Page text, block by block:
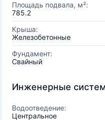
Площадь подвала, м²:
785.2
Крыша:
Железобетонные
Фундамент:
Свайный
Инженерные
Водоотведение:
Центральное